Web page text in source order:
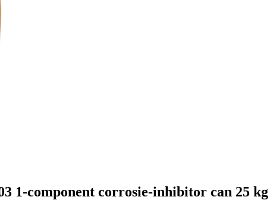
1-component corrosie-inhibitor can 25 kg